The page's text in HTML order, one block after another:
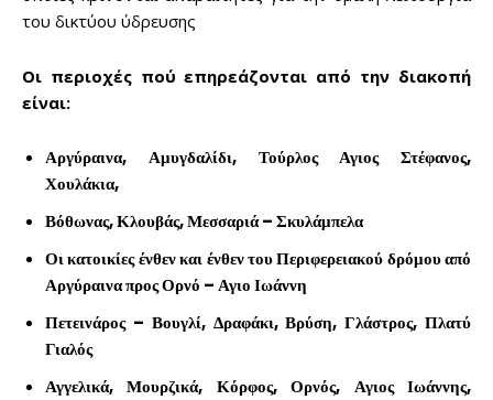
Don't miss
out!
to stay in the loop.
του δικτύου ύδρευσης
Οι περιοχές πού επηρεάζονται από την διακοπή
είναι:
Αργύραινα, Αμυγδαλίδι, Τούρλος Αγιος Στέφανος,
Χουλάκια,
Βόθωνας, Κλουβάς, Μεσσαριά – Σκυλάμπελα
Οι κατοικίες ένθεν και ένθεν του Περιφερειακού δρόμου από
Αργύραινα προς Ορνό – Αγιο Ιωάννη
Πετεινάρος – Βουγλί, Δραφάκι, Βρύση, Γλάστρος, Πλατύ
Γιαλός
Αγγελικά, Μουρζικά, Κόρφος, Ορνός, Αγιος Ιωάννης,